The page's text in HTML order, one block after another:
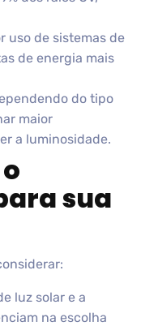
uso de sistemas de
de energia mais
do tipo
maior
a luminosidade.
sua
luz solar e a
na escolha